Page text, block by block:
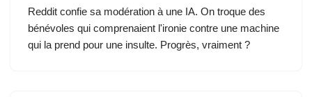
Reddit confie sa modération à une IA. On troque des
bénévoles qui comprenaient l'ironie contre une machine
qui la prend pour une insulte. Progrès, vraiment ?